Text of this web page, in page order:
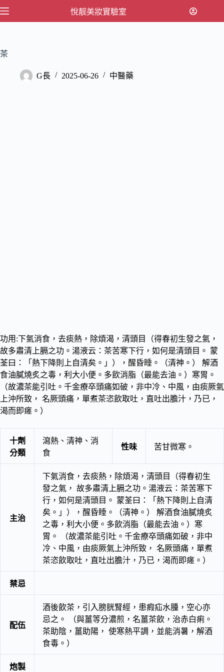
跳
內
悅靓美妝實驗室
茶
G長 2025-06-26 中醫藥
功用:下氣消食，去痰熱，除煩渴，清頭目（得春初生發之氣，
故多肅清上膈之功。湯液云：茶苦寒下行，如何是清頭目。 蒙
荃曰：「熱下降則上自清矣。」），醒昏睡。（清神。） 解酒
食油膩燒炙之毒，利大小便。多飲消脂（最能去油。）寒胃。
（故濃茶能引吐。千金療卒頭痛如破，非中冷、中風，由痰厥氣
上沖所致， 名厥頭痛，單煮茶恣飲取吐，直吐出膽汁，乃已，
渴而即瘥。）
十劑
分類
瀉熱、清神、消
食
性味 苦甘微寒。
主治
下氣消食，去痰熱，除煩渴，清頭目（得春初生
發之氣， 故多肅清上膈之功。湯液云：茶苦寒下
行，如何是清頭目。 蒙荃曰：「熱下降則上自清
矣。」），醒昏睡。（清神。） 解酒食油膩燒炙
之毒，利大小便。多飲消脂（最能去油。）寒
胃。 （故濃茶能引吐。千金療卒頭痛如破，非中
冷、中風，由痰厥氣上沖所致， 名厥頭痛，單煮
茶恣飲取吐，直吐出膽汁，乃已，渴而即瘥。）
禁忌
配伍
酒後飲茶，引入膀胱腎經，患瘕疝水腫，空心亦
忌之。 （與薑等分濃煎，名薑茶飲，治赤白痢。
茶助陰，薑助陽， 使寒熱平調，並能消暑，解酒
食毒。）
炮製